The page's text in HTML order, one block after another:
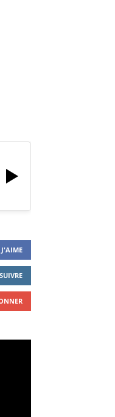
J'AIME
SUIVRE